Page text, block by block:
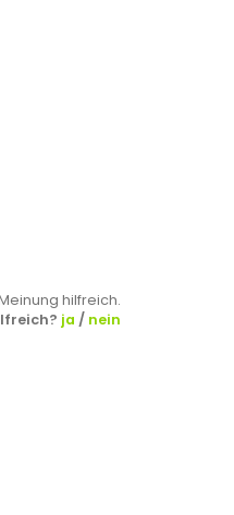
hilfreich.
ja / nein